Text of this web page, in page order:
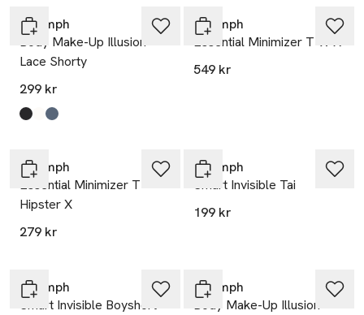
Triumph
Body Make-Up Illusion
Lace Shorty
299 kr
Produkten finns i färgerna:
Black,
Ecru White
Indigo Veil
Triumph
Essential Minimizer T W X
549 kr
Triumph
Essential Minimizer T
Hipster X
279 kr
Triumph
Smart Invisible Tai
199 kr
Triumph
Smart Invisible Boyshort
Triumph
Body Make-Up Illusion